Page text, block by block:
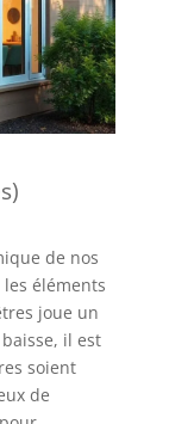
de nos
éléments
joue un
il est
soient
de